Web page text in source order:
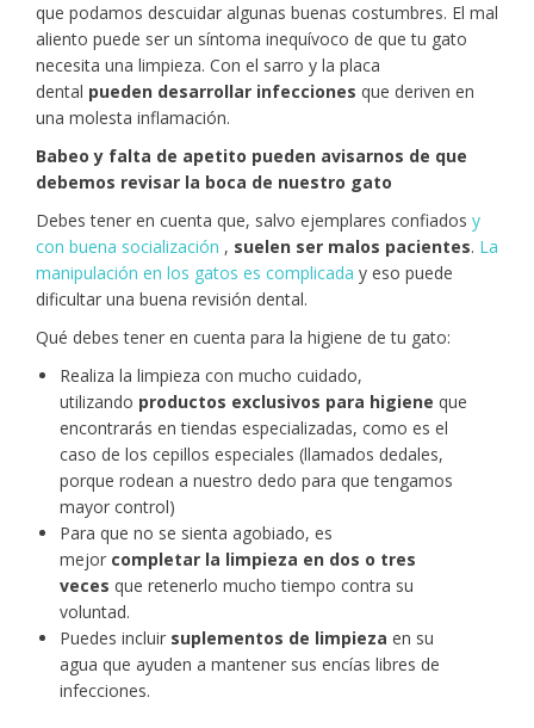
que podamos descuidar algunas buenas costumbres. El mal
aliento puede ser un síntoma inequívoco de que tu gato
necesita una limpieza. Con el sarro y la placa
dental pueden desarrollar infecciones que deriven en
una molesta inflamación.
Babeo y falta de apetito pueden avisarnos de que
debemos revisar la boca de nuestro gato
Debes tener en cuenta que, salvo ejemplares confiados y
con buena socialización , suelen ser malos pacientes. La
manipulación en los gatos es complicada y eso puede
dificultar una buena revisión dental.
Qué debes tener en cuenta para la higiene de tu gato:
Realiza la limpieza con mucho cuidado,
utilizando productos exclusivos para higiene que
encontrarás en tiendas especializadas, como es el
caso de los cepillos especiales (llamados dedales,
porque rodean a nuestro dedo para que tengamos
mayor control)
Para que no se sienta agobiado, es
mejor completar la limpieza en dos o tres
veces que retenerlo mucho tiempo contra su
voluntad.
Puedes incluir suplementos de limpieza en su
agua que ayuden a mantener sus encías libres de
infecciones.